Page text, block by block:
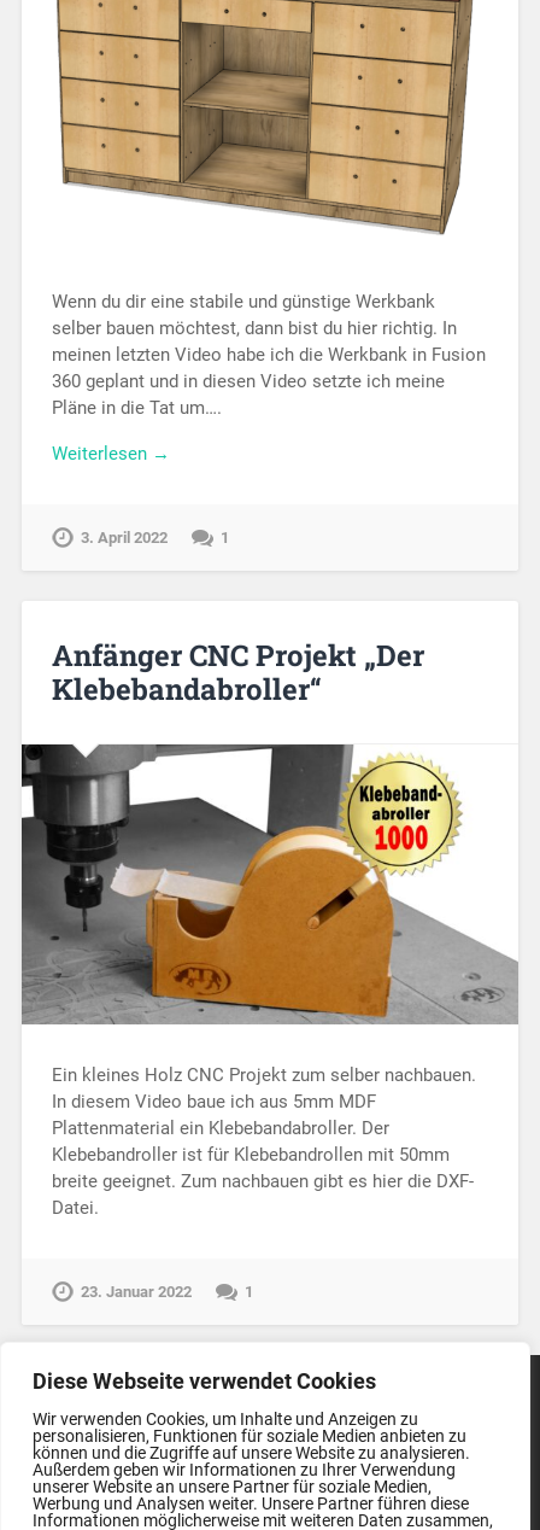
Diese Webseite verwendet Cookies
Wir verwenden Cookies, um Inhalte und Anzeigen zu
personalisieren, Funktionen für soziale Medien anbieten zu
können und die Zugriffe auf unsere Website zu analysieren.
Außerdem geben wir Informationen zu Ihrer Verwendung
unserer Website an unsere Partner für soziale Medien,
Werbung und Analysen weiter. Unsere Partner führen diese
Informationen möglicherweise mit weiteren Daten zusammen,
Wenn du dir eine stabile und günstige Werkbank
selber bauen möchtest, dann bist du hier richtig. In
meinen letzten Video habe ich die Werkbank in Fusion
360 geplant und in diesen Video setzte ich meine
Pläne in die Tat um….
Weiterlesen →
3. April 2022 1
Anfänger CNC Projekt „Der
Klebebandabroller“
Ein kleines Holz CNC Projekt zum selber nachbauen.
In diesem Video baue ich aus 5mm MDF
Plattenmaterial ein Klebebandabroller. Der
Klebebandroller ist für Klebebandrollen mit 50mm
breite geeignet. Zum nachbauen gibt es hier die DXF-
Datei.
23. Januar 2022 1
Impressum
Datenschutzerklärung